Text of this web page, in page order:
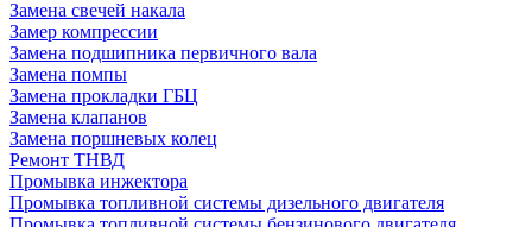
Замена свечей накала
Замер компрессии
Замена подшипника первичного вала
Замена помпы
Замена прокладки ГБЦ
Замена клапанов
Замена поршневых колец
Ремонт ТНВД
Промывка инжектора
Промывка топливной системы дизельного двигателя